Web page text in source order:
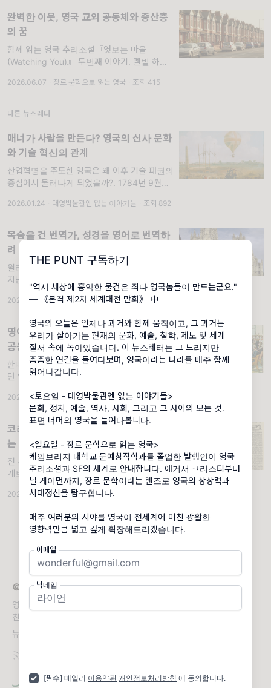
THE PUNT 구독하기
"역시 세상에 흉악한 물건은 죄다 영국놈들이 만드는군요."
― 《본격 제2차 세계대전 만화》 中
영국의 오늘은 언제나 과거와 함께 움직이고, 그 과거는
우리가 살아가는 현재의 문화, 예술, 철학, 제도 및 세계
질서 속에 녹아있습니다. 이 뉴스레터는 그 느리지만
촘촘한 연결을 들여다보며, 영국이라는 나라를 매주 함께
읽어나갑니다.
<토요일 - 대영박물관엔 없는 이야기들>
문화, 정치, 예술, 역사, 사회, 그리고 그 사이의 모든 것.
표면 너머의 영국을 들여다봅니다.
<일요일 - 장르 문학으로 읽는 영국>
케임브리지 대학교 문예창작학과를 졸업한 발행인이 영국
추리소설과 SF의 세계로 안내합니다. 애거서 크리스티부터
닐 게이먼까지, 장르 문학이라는 렌즈로 영국의 상상력과
시대정신을 탐구합니다.
매주 여러분의 시야를 영국이 전세계에 미친 광활한
영향력만큼 넓고 깊게 확장해드리겠습니다.
이메일
닉네임
[필수] 메일리 이용약관 개인정보처리방침 에 동의합니다.
완벽한 이웃, 영국 교외 공동체와 중산층
의 꿈
함께 읽는 영국 추리소설『엿보는 마을
(Watching You)』 두번째 이야기. 멜빌 하이
정원은 정갈하게 다듬어져 있고, 창문은 햇빛을
를 지으며 인사를 건넨다. 의사와
2026.06.07 장르 문학으로 읽는 영국 조회 415
다른 뉴스레터
매너가 사람을 만든다? 영국의 신사 문화
와 기술 혁신의 관계
산업혁명을 주도한 영국은 왜 이후 기술 패권의
중심에서 물러나게 되었을까?. 1784년 9월의
한 곳을 바라봤다. 저 멀리 지평선 너머에서, 거
비단으로 만든 구형의
2026.01.24 대영박물관엔 없는 이야기들 조회 892
목숨을 건 번역가, 성경을 영어로 번역하
려 했다는 이유로 교수형에 처해진 남자
의 이야기
윌리엄 틴들, 그리고 언어가 권력이 되던 시대.
지난 3월 25일, 영국 켄트주 캔터베리 대성당
에서 제106대 대주교 취임식이 열렸다. 세라
멀랠리(Sarah Mullally)가 그 자리에 섰다. 영
2026.03.28 · 대영박물관엔 없는 이야기들 · 조회 384
영어는 어떻게 프랑스어를 제치고 세계
공용어가 되었을까?
한때 국제 무대에서 ‘촌스러운 언어’로 여겨지
던 영어가 세계를 삼키기까지. 영어(英語). 오
지만, 이 언어의 시작은 지금의 위상과는 사뭇
달랐다. 영어는 영국을 이루는 여러 지역 가운
데 하나인 잉글랜드에서 태어난
2026.04.04 · 대영박물관엔 없는 이야기들 조회 803
코리아타임스, 뉴욕타임스... ‘타임스’라
는 이름은 어디서 왔을까?
전 세계 신문들이 공유하는 이름, 그 200년의
계보를 따라가다. 한국전쟁 발발 다섯 달째, 이
화여자대학교 총장 김활란은 두 장짜리 타블로
이드 신문을 세상에 내놓았다. 용지는 귀했고,
다. 그럼에도 그
2026.04.18 · 대영박물관엔 없는 이야기들
© 2026 THE PUNT
영국 인문교양 뉴스레터 | 매주 여러분의 시야를 영국이 전세계에 미
친 광활한 영향력만큼 넓고 깊게 확장해드립니다.
뉴스레터 문의